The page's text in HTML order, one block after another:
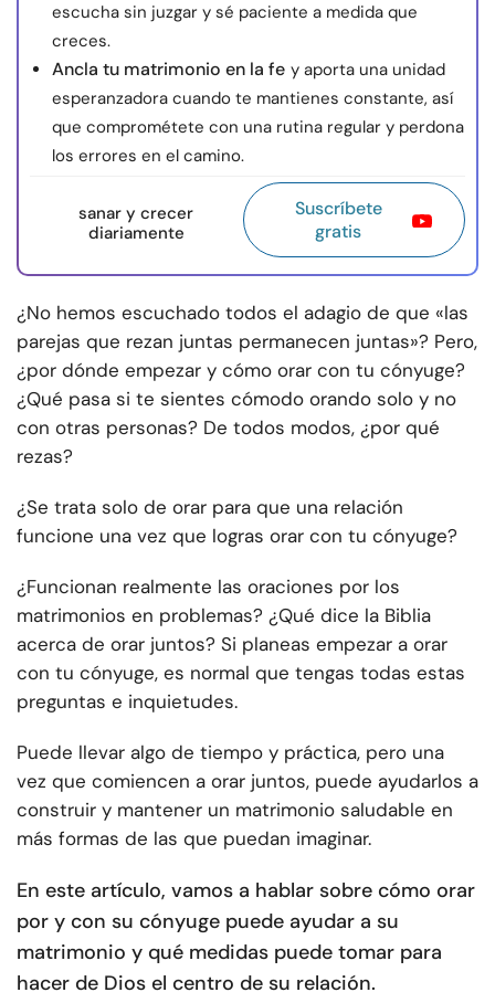
escucha sin juzgar y sé paciente a medida que
creces.
Ancla tu matrimonio en la fe y aporta una unidad
esperanzadora cuando te mantienes constante, así
que comprométete con una rutina regular y perdona
los errores en el camino.
sanar y crecer
diariamente
Suscríbete
gratis
¿No hemos escuchado todos el adagio de que «las
parejas que rezan juntas permanecen juntas»? Pero,
¿por dónde empezar y cómo orar con tu cónyuge?
¿Qué pasa si te sientes cómodo orando solo y no
con otras personas? De todos modos, ¿por qué
rezas?
¿Se trata solo de orar para que una relación
funcione una vez que logras orar con tu cónyuge?
¿Funcionan realmente las oraciones por los
matrimonios en problemas? ¿Qué dice la Biblia
acerca de orar juntos? Si planeas empezar a orar
con tu cónyuge, es normal que tengas todas estas
preguntas e inquietudes.
Puede llevar algo de tiempo y práctica, pero una
vez que comiencen a orar juntos, puede ayudarlos a
construir y mantener un matrimonio saludable en
más formas de las que puedan imaginar.
En este artículo, vamos a hablar sobre cómo orar
por y con su cónyuge puede ayudar a su
matrimonio y qué medidas puede tomar para
hacer de Dios el centro de su relación.